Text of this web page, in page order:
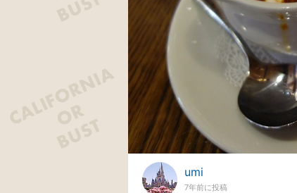
umi
7年前に投稿